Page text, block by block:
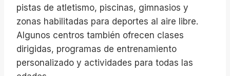
pistas de atletismo, piscinas, gimnasios y
zonas habilitadas para deportes al aire libre.
Algunos centros también ofrecen clases
dirigidas, programas de entrenamiento
personalizado y actividades para todas las